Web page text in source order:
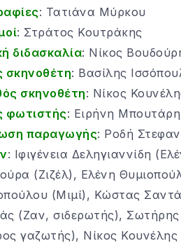
: Τατιάνα Μύρκου
: Στράτος Κουτράκης
διδασκαλία: Νίκος
σκηνοθέτη: Βασίλης
σκηνοθέτη: Νίκος
φωτιστής: Ειρήνη
παραγωγής: Ροδή
: Ιφιγένεια Δεληγιαννίδη
(Ζιζέλ), Ελένη
(Μιμί), Κώστας
(Ζαν, σιδερωτής),
γαζωτής), Νίκος